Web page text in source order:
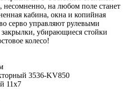
несомненно, на любом поле станет
кабина, окна и копийная
серво управляют рулевыми
убирающиеся стойки
колесо!
3536-KV850
11х7